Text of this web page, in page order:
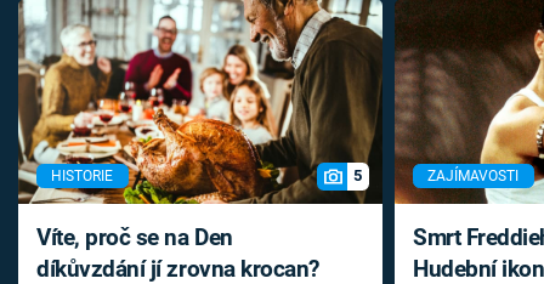
HISTORIE 5
Víte, proč se na Den
díkůvzdání jí zrovna krocan?
ZAJÍMAVOSTI
Smrt
Hudební